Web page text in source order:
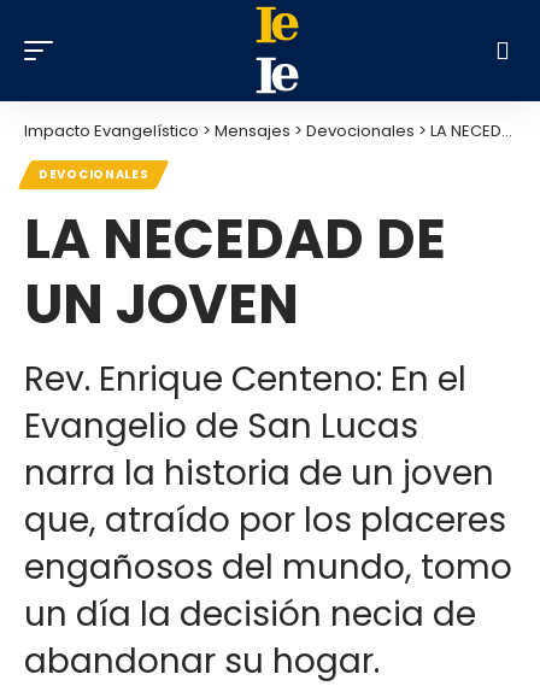
Impacto Evangelístico > Mensajes > Devocionales > LA NECEDAD DE UN JOVEN
DEVOCIONALES
LA NECEDAD DE
UN JOVEN
Rev. Enrique Centeno: En el
Evangelio de San Lucas
narra la historia de un joven
que, atraído por los placeres
engañosos del mundo, tomo
un día la decisión necia de
abandonar su hogar.